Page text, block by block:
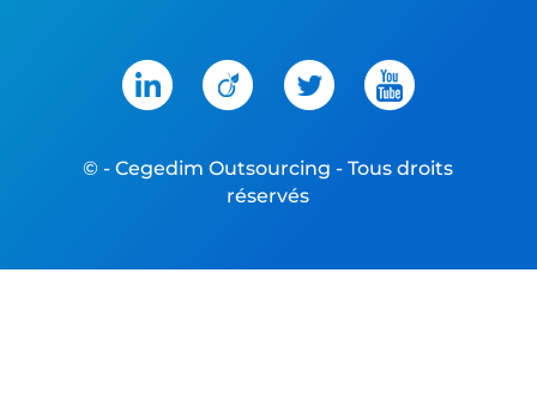
© - Cegedim Outsourcing - Tous droits
réservés